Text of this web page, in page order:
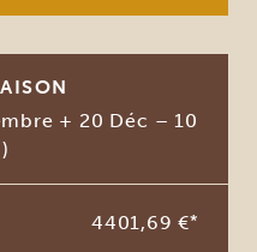
+ 20 Déc – 10
4401,69 €*